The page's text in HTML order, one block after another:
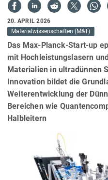
20. APRIL 2026
Materialwissenschaften (M&T)
Das Max-Planck-Start-up
mit Hochleistungslasern
Materialien in ultradünnen
Innovation bildet die
Weiterentwicklung der
Bereichen wie
Halbleitern